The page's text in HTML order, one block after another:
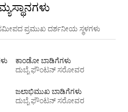
ಪ್ರಮುಖ ದರ್ಶನೀಯ ಸ್ಥಳಗಳು
ಕಾಂಡೋ ಬಾಡಿಗೆಗಳು
ದುಬೈ ಫೌಂಟನ್ ಸರೋವರ
ಜಲಾಭಿಮುಖ ಬಾಡಿಗೆಗಳು
ದುಬೈ ಫೌಂಟನ್ ಸರೋವರ